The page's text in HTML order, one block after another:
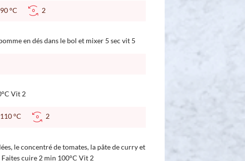
90 °C 2
en dés dans le bol et mixer 5 sec vit 5
Vit 2
110 °C 2
le concentré de tomates, la pâte de curry et
cuire 2 min 100°C Vit 2